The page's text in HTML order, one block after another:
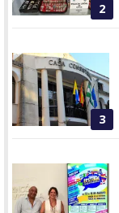
2
3